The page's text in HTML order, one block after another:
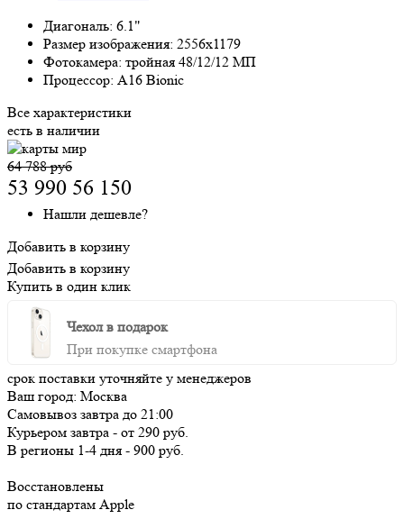
Диагональ: 6.1"
Размер изображения: 2556x1179
Фотокамера: тройная 48/12/12 МП
Процессор: A16 Bionic
Все характеристики
есть в наличии
64 788 руб
53 990 56 150
Нашли дешевле?
Добавить в корзину
Добавить в корзину
Купить в один клик
Чехол в подарок
При покупке смартфона
срок поставки уточняйте у менеджеров
Ваш город: Москва
Самовывоз завтра до 21:00
Курьером завтра - от 290 руб.
В регионы 1-4 дня - 900 руб.
Восстановлены
по стандартам Apple